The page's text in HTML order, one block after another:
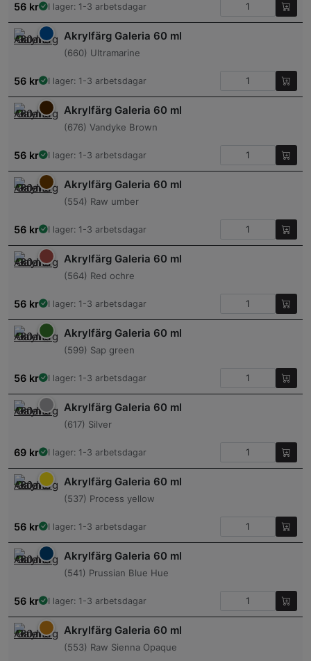
56 kr I lager: 1-3 arbetsdagar
Akrylfärg Galeria 60 ml
(660) Ultramarine
56 kr I lager: 1-3 arbetsdagar
Akrylfärg Galeria 60 ml
(676) Vandyke Brown
56 kr I lager: 1-3 arbetsdagar
Akrylfärg Galeria 60 ml
(554) Raw umber
56 kr I lager: 1-3 arbetsdagar
Akrylfärg Galeria 60 ml
(564) Red ochre
56 kr I lager: 1-3 arbetsdagar
Akrylfärg Galeria 60 ml
(599) Sap green
56 kr I lager: 1-3 arbetsdagar
Akrylfärg Galeria 60 ml
(617) Silver
69 kr I lager: 1-3 arbetsdagar
Akrylfärg Galeria 60 ml
(537) Process yellow
56 kr I lager: 1-3 arbetsdagar
Akrylfärg Galeria 60 ml
(541) Prussian Blue Hue
56 kr I lager: 1-3 arbetsdagar
Akrylfärg Galeria 60 ml
(553) Raw Sienna Opaque